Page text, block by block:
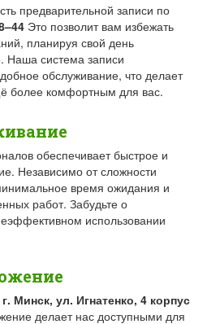
предварительной записи по
Это позволит вам избежать
планируя свой день
Наша система записи
обслуживание, что делает
более комфортным для вас.
обеспечивает быстрое и
Независимо от сложности
время ожидания и
работ. Забудьте о
использовании
г. Минск, ул. Игнатенко, 4 корпус
делает нас доступными для